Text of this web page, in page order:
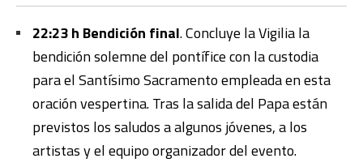
22:23 h Bendición final. Concluye la Vigilia la
bendición solemne del pontífice con la custodia
para el Santísimo Sacramento empleada en esta
oración vespertina. Tras la salida del Papa están
previstos los saludos a algunos jóvenes, a los
artistas y el equipo organizador del evento.